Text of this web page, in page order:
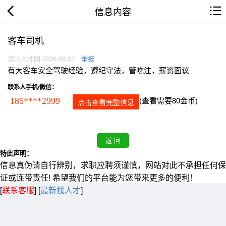
信息内容
客车司机
滨州人才网 2026.08.07 举报
有大客车安全驾驶经验，遵纪守法，管吃注，薪资面议
联系人手机/微信：
185****2999 点击查看完整信息 (查看需要80金币)
特此声明：
信息真伪请自行辨别，求职应聘须谨慎，网站对此不承担任何保
证或连带责任! 希望我们的平台能为您带来更多的便利！
[联系客服] [最新找人才]